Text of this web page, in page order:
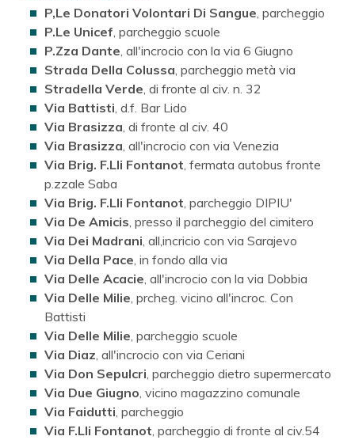
P,Le Donatori Volontari Di Sangue , parcheggio
P.Le Unicef , parcheggio scuole
P.Zza Dante , all'incrocio con la via 6 Giugno
Strada Della Colussa , parcheggio metà via
Stradella Verde , di fronte al civ. n. 32
Via Battisti , d.f. Bar Lido
Via Brasizza , di fronte al civ. 40
Via Brasizza , all'incrocio con via Venezia
Via Brig. F.Lli Fontanot , fermata autobus fronte
p.zzale Saba
Via Brig. F.Lli Fontanot , parcheggio DIPIU'
Via De Amicis , presso il parcheggio del cimitero
Via Dei Madrani , all,incricio con via Sarajevo
Via Della Pace , in fondo alla via
Via Delle Acacie , all'incrocio con la via Dobbia
Via Delle Milie , prcheg. vicino all'incroc. Con
Battisti
Via Delle Milie , parcheggio scuole
Via Diaz , all'incrocio con via Ceriani
Via Don Sepulcri , parcheggio dietro supermercato
Via Due Giugno , vicino magazzino comunale
Via Faidutti , parcheggio
Via F.Lli Fontanot , parcheggio di fronte al civ.54